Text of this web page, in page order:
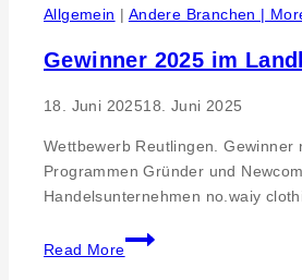
aus
Allgemein | Andere Branchen |
Gewinner 2025 im
18. Juni 202518. Juni 2025
Wettbewerb Reutlingen.
Programmen Gründer und
Handelsunternehmen no.waiy
Read More
Gewinner
2025